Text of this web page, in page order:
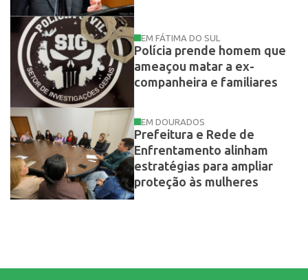
EM FÁTIMA DO SUL
Polícia prende homem que
ameaçou matar a ex-
companheira e familiares
EM DOURADOS
Prefeitura e Rede de
Enfrentamento alinham
estratégias para ampliar
proteção às mulheres